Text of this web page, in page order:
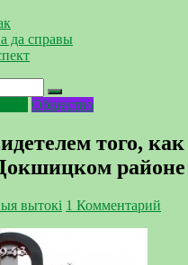
да справы
Общество
того, как
районе
вытокi 1 Комментарий